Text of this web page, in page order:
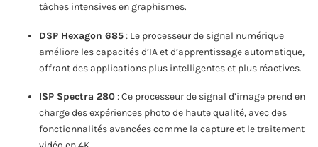
tâches intensives en graphismes.
DSP Hexagon 685: Le processeur de signal numérique
améliore les capacités d’IA et d’apprentissage automatique,
offrant des applications plus intelligentes et plus réactives.
ISP Spectra 280: Ce processeur de signal d’image prend en
charge des expériences photo de haute qualité, avec des
fonctionnalités avancées comme la capture et le traitement